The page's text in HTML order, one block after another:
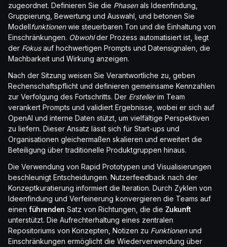
zugeordnet. Definieren Sie die Phasenals Ideenfindung,
Gruppierung, Bewertung und Auswahl, und betonen Sie
Modellfunktionenwie steuerbaren Ton und die Einhaltung von
Einschränkungen. Obwohlder Prozess automatisiert ist, liegt
der Fokusauf hochwertigen Prompts und Datensignalen, die
Machbarkeit und Wirkung anzeigen.
Nach der Sitzung weisen Sie Verantwortliche zu, geben
Rechenschaftspflicht und definieren gemeinsame Kennzahlen
zur Verfolgung des Fortschritts. Der Erstellerim Team
verankert Prompts und validiert Ergebnisse, wobei er sich auf
OpenAI und interne Daten stützt, um vielfältige Perspektiven
zu liefern. Dieser Ansatz lässt sich für Start-ups und
Organisationen gleichermaßen skalieren und erweitert die
Beteiligung über traditionelle Produktgruppen hinaus.
Die Verwendung von Rapid Prototypen und Visualisierungen
beschleunigt Entscheidungen. Nutzerfeedback nach der
Konzeptkuratierung informiert die Iteration. Durch Zyklen von
Ideenfindung und Verfeinerung konvergieren die Teams auf
einen führenden Satz von Richtungen, die die Zukunft
unterstützt. Die Aufrechterhaltung eines zentralen
Repositoriums von Konzepten, Notizen zu Funktionenund
Einschränkungen ermöglicht die Wiederverwendung über